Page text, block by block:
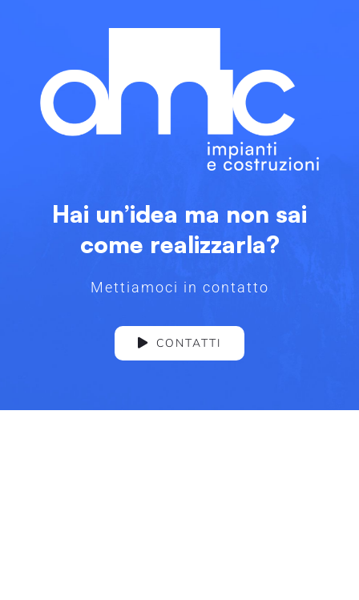
Hai un’idea ma non sai
come realizzarla?
Mettiamoci in contatto
CONTATTI